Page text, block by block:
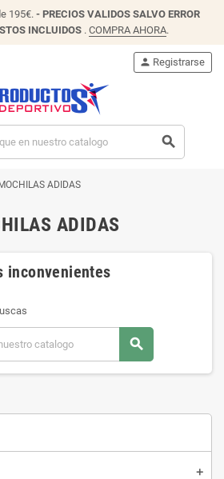
195€.- PRECIOS VALIDOS SALVO ERROR
INCLUIDOS . COMPRA AHORA.
person Registrarse
search
ADIDAS
ADIDAS
inconvenientes
search